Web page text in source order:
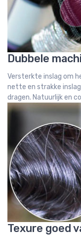
Dubbele
Versterkte inslag om
nette en strakke
dragen. Natuurlijk en
Texure goed